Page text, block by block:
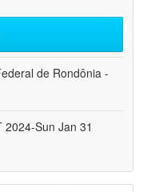
de Rondônia -
Sun Jan 31